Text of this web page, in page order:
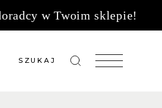
w Twoim sklepie!
SZUKAJ